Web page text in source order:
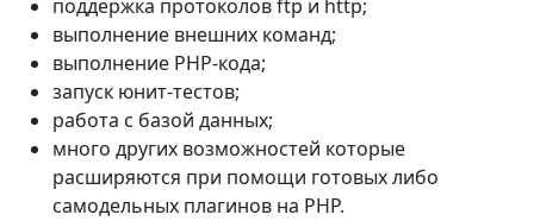
поддержка протоколов ftp и http;
выполнение внешних команд;
выполнение PHP-кода;
запуск юнит-тестов;
работа с базой данных;
много других возможностей которые
расширяются при помощи готовых либо
самодельных плагинов на PHP.